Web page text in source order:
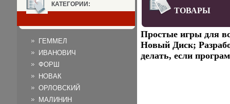
КАТЕГОРИИ:
ГЕММЕЛ
ИВАНОВИЧ
ФОРШ
НОВАК
ОРЛОВСКИЙ
МАЛИНИН
ТОВАРЫ
Простые игры для
Новый Диск;
делать, если